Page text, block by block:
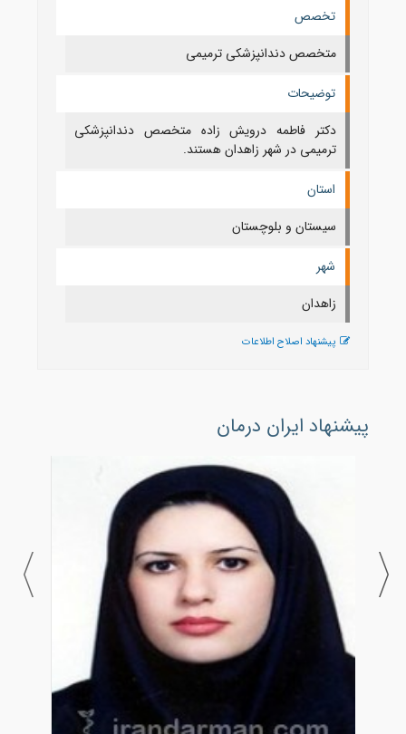
تخصص
متخصص دندانپزشکی ترمیمی
توضیحات
دکتر فاطمه درویش زاده متخصص دندانپزشکی
ترمیمی در شهر زاهدان هستند.
استان
سیستان و بلوچستان
شهر
زاهدان
پیشنهاد اصلاح اطلاعات
پیشنهاد ایران درمان